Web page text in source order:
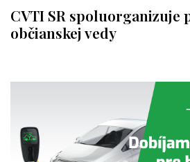
CVTI SR spoluorganizuje
občianskej vedy